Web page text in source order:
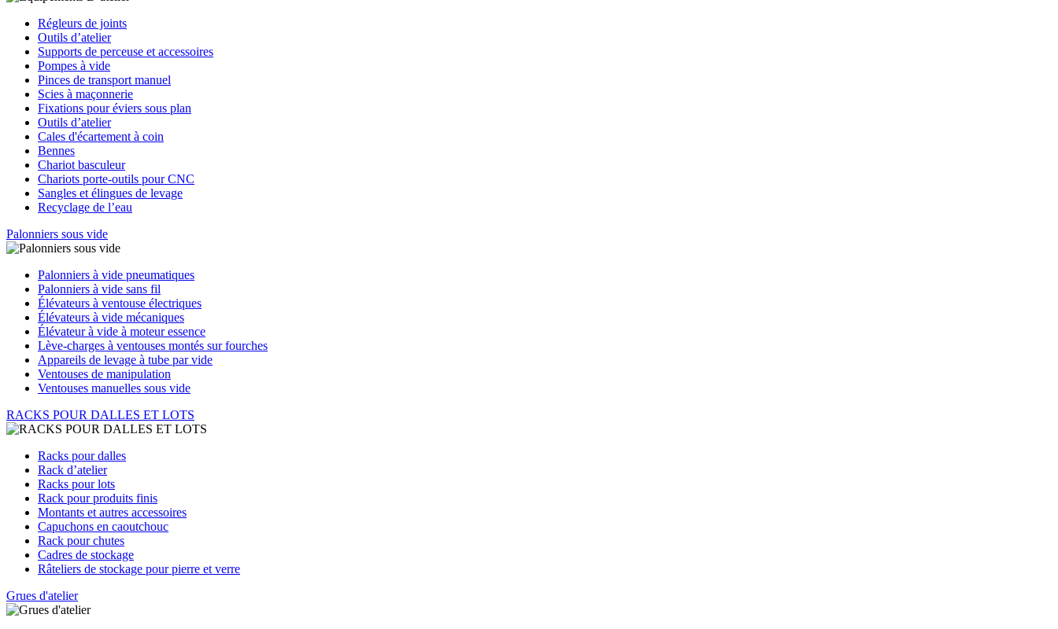
Régleurs de joints
Outils d’atelier
Supports de perceuse et accessoires
Pompes à vide
Pinces de transport manuel
Scies à maçonnerie
Fixations pour éviers sous plan
Outils d’atelier
Cales d'écartement à coin
Bennes
Chariot basculeur
Chariots porte-outils pour CNC
Sangles et élingues de levage
Recyclage de l’eau
Palonniers sous vide
Palonniers à vide pneumatiques
Palonniers à vide sans fil
Élévateurs à ventouse électriques
Élévateurs à vide mécaniques
Élévateur à vide à moteur essence
Lève-charges à ventouses montés sur fourches
Appareils de levage à tube par vide
Ventouses de manipulation
Ventouses manuelles sous vide
RACKS POUR DALLES ET LOTS
Racks pour dalles
Rack d’atelier
Racks pour lots
Rack pour produits finis
Montants et autres accessoires
Capuchons en caoutchouc
Rack pour chutes
Cadres de stockage
Râteliers de stockage pour pierre et verre
Grues d'atelier